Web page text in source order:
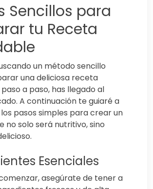
Sencillos para
tu Receta
un método sencillo
una deliciosa receta
a paso, has llegado al
A continuación te guiaré a
pasos simples para crear un
no solo será nutritivo, sino
Esenciales
asegúrate de tener a